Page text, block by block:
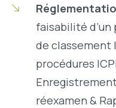
faisabilité
de classement
procédures
réexamen &